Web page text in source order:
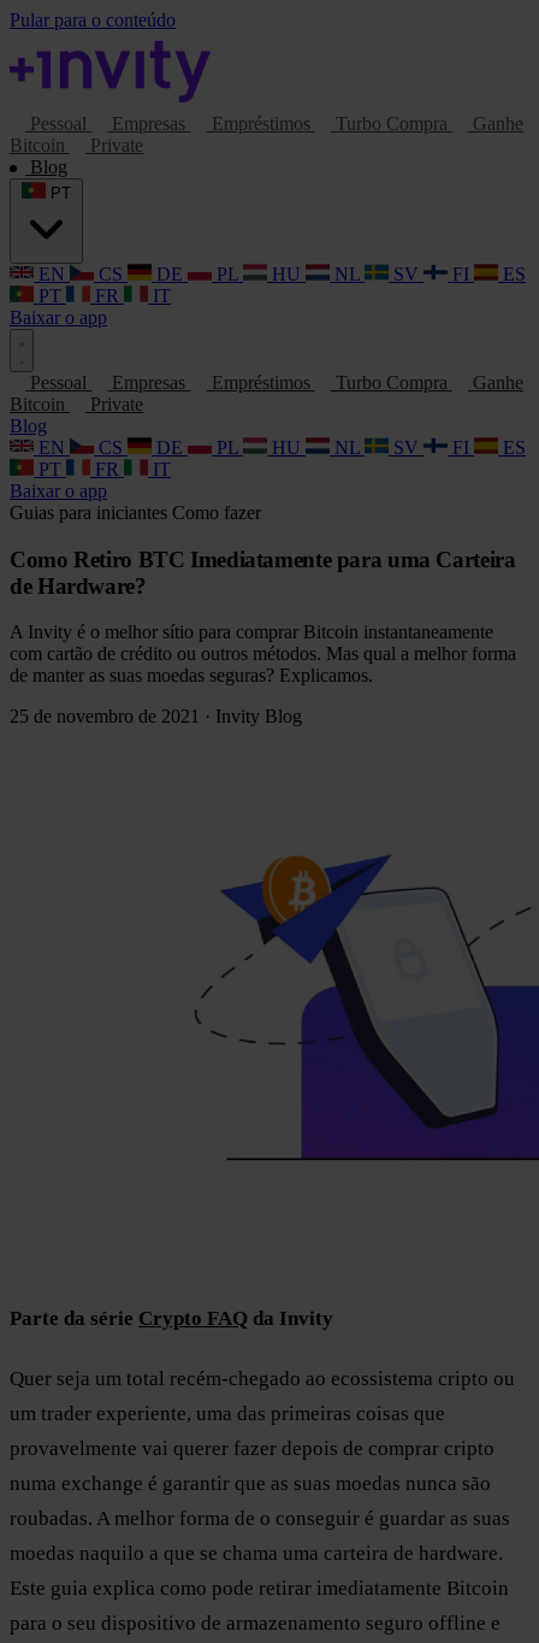
Pular para o conteúdo
Pessoal Empresas Empréstimos Turbo Compra
Ganhe
Bitcoin
Private
Blog
EN CS DE PL HU NL SV FI
ES
PT
FR
IT
Baixar o app
Pessoal Empresas Empréstimos Turbo Compra
Ganhe
Bitcoin
Private
Blog
EN
CS DE PL HU NL SV FI
ES
PT
FR
IT
Baixar o app
Guias para iniciantes Como fazer
Como Retiro BTC Imediatamente para uma Carteira
de Hardware?
A Invity é o melhor sítio para comprar Bitcoin instantaneamente
com cartão de crédito ou outros métodos. Mas qual a melhor forma
de manter as suas moedas seguras? Explicamos.
25 de novembro de 2021 · Invity Blog
Parte da série Crypto FAQ da Invity
Quer seja um total recém-chegado ao ecossistema cripto ou
um trader experiente, uma das primeiras coisas que
provavelmente vai querer fazer depois de comprar cripto
numa exchange é garantir que as suas moedas nunca são
roubadas. A melhor forma de o conseguir é guardar as suas
moedas naquilo a que se chama uma carteira de hardware.
Este guia explica como pode retirar imediatamente Bitcoin
para o seu dispositivo de armazenamento seguro offline e